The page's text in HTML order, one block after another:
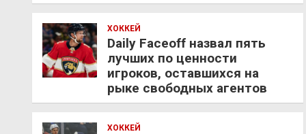
ХОККЕЙ
Daily Faceoff назвал пять
лучших по ценности
игроков, оставшихся на
рыке свободных агентов
ХОККЕЙ